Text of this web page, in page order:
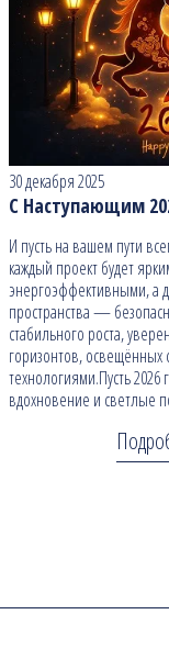
30 декабря 2025
С Наступающим
И пусть на вашем пути
каждый проект будет
энергоэффективными, а
пространства —
стабильного роста,
горизонтов,
технологиями.Пусть 2026
вдохновение и светлые